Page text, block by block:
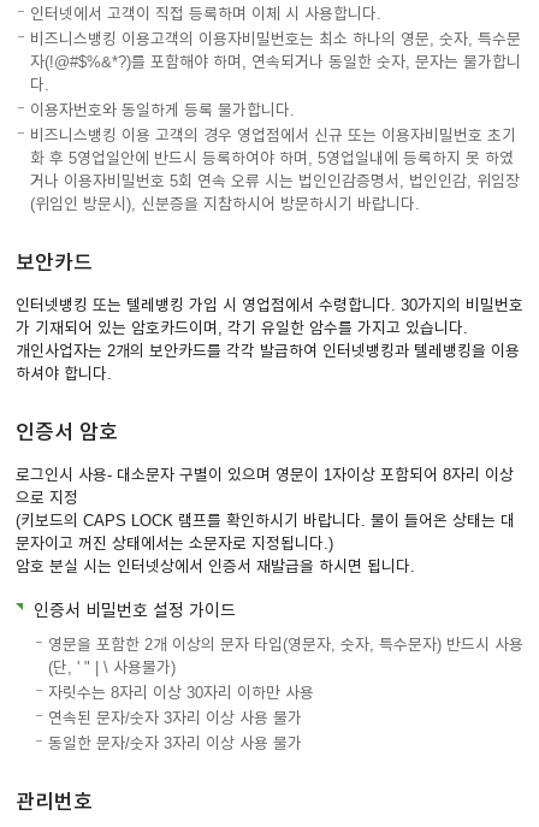
인터넷에서 고객이 직접 등록하며 이체 시 사용합니다.
비즈니스뱅킹 이용고객의 이용자비밀번호는 최소 하나의 영문, 숫자, 특수문
자(!@#$%&*?)를 포함해야 하며, 연속되거나 동일한 숫자, 문자는 불가합니
다.
이용자번호와 동일하게 등록 불가합니다.
비즈니스뱅킹 이용 고객의 경우 영업점에서 신규 또는 이용자비밀번호 초기
화 후 5영업일안에 반드시 등록하여야 하며, 5영업일내에 등록하지 못 하였
거나 이용자비밀번호 5회 연속 오류 시는 법인인감증명서, 법인인감, 위임장
(위임인 방문시), 신분증을 지참하시어 방문하시기 바랍니다.
보안카드
인터넷뱅킹 또는 텔레뱅킹 가입 시 영업점에서 수령합니다. 30가지의 비밀번호
가 기재되어 있는 암호카드이며, 각기 유일한 암수를 가지고 있습니다.
개인사업자는 2개의 보안카드를 각각 발급하여 인터넷뱅킹과 텔레뱅킹을 이용
하셔야 합니다.
인증서 암호
로그인시 사용- 대소문자 구별이 있으며 영문이 1자이상 포함되어 8자리 이상
으로 지정
(키보드의 CAPS LOCK 램프를 확인하시기 바랍니다. 불이 들어온 상태는 대
문자이고 꺼진 상태에서는 소문자로 지정됩니다.)
암호 분실 시는 인터넷상에서 인증서 재발급을 하시면 됩니다.
인증서 비밀번호 설정 가이드
영문을 포함한 2개 이상의 문자 타입(영문자, 숫자, 특수문자) 반드시 사용
(단, ' " | \ 사용불가)
자릿수는 8자리 이상 30자리 이하만 사용
연속된 문자/숫자 3자리 이상 사용 불가
동일한 문자/숫자 3자리 이상 사용 불가
관리번호